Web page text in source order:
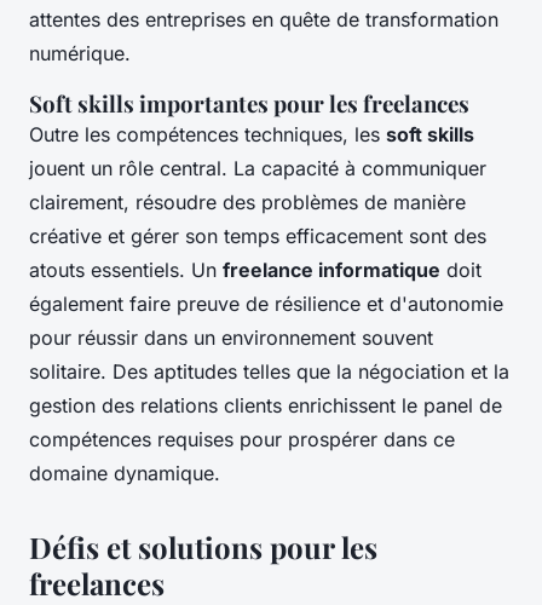
attentes des entreprises en quête de transformation
numérique.
Soft skills importantes pour les freelances
Outre les compétences techniques, les soft skills
jouent un rôle central. La capacité à communiquer
clairement, résoudre des problèmes de manière
créative et gérer son temps efficacement sont des
atouts essentiels. Un freelance informatique doit
également faire preuve de résilience et d'autonomie
pour réussir dans un environnement souvent
solitaire. Des aptitudes telles que la négociation et la
gestion des relations clients enrichissent le panel de
compétences requises pour prospérer dans ce
domaine dynamique.
Défis et solutions pour les
freelances